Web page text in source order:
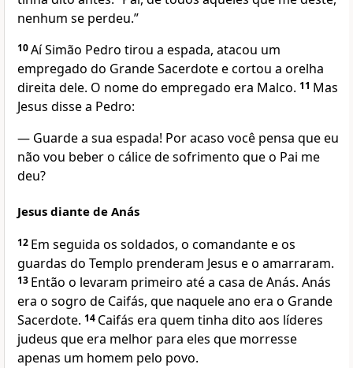
nenhum se perdeu.”
10Aí Simão Pedro tirou a espada, atacou um
empregado do Grande Sacerdote e cortou a orelha
direita dele. O nome do empregado era Malco. 11 Mas
Jesus disse a Pedro:
— Guarde a sua espada! Por acaso você pensa que eu
não vou beber o cálice de sofrimento que o Pai me
deu?
Jesus diante de Anás
12 Em seguida os soldados, o comandante e os
guardas do Templo prenderam Jesus e o amarraram.
13 Então o levaram primeiro até a casa de Anás. Anás
era o sogro de Caifás, que naquele ano era o Grande
Sacerdote. 14 Caifás era quem tinha dito aos líderes
judeus que era melhor para eles que morresse
apenas um homem pelo povo.